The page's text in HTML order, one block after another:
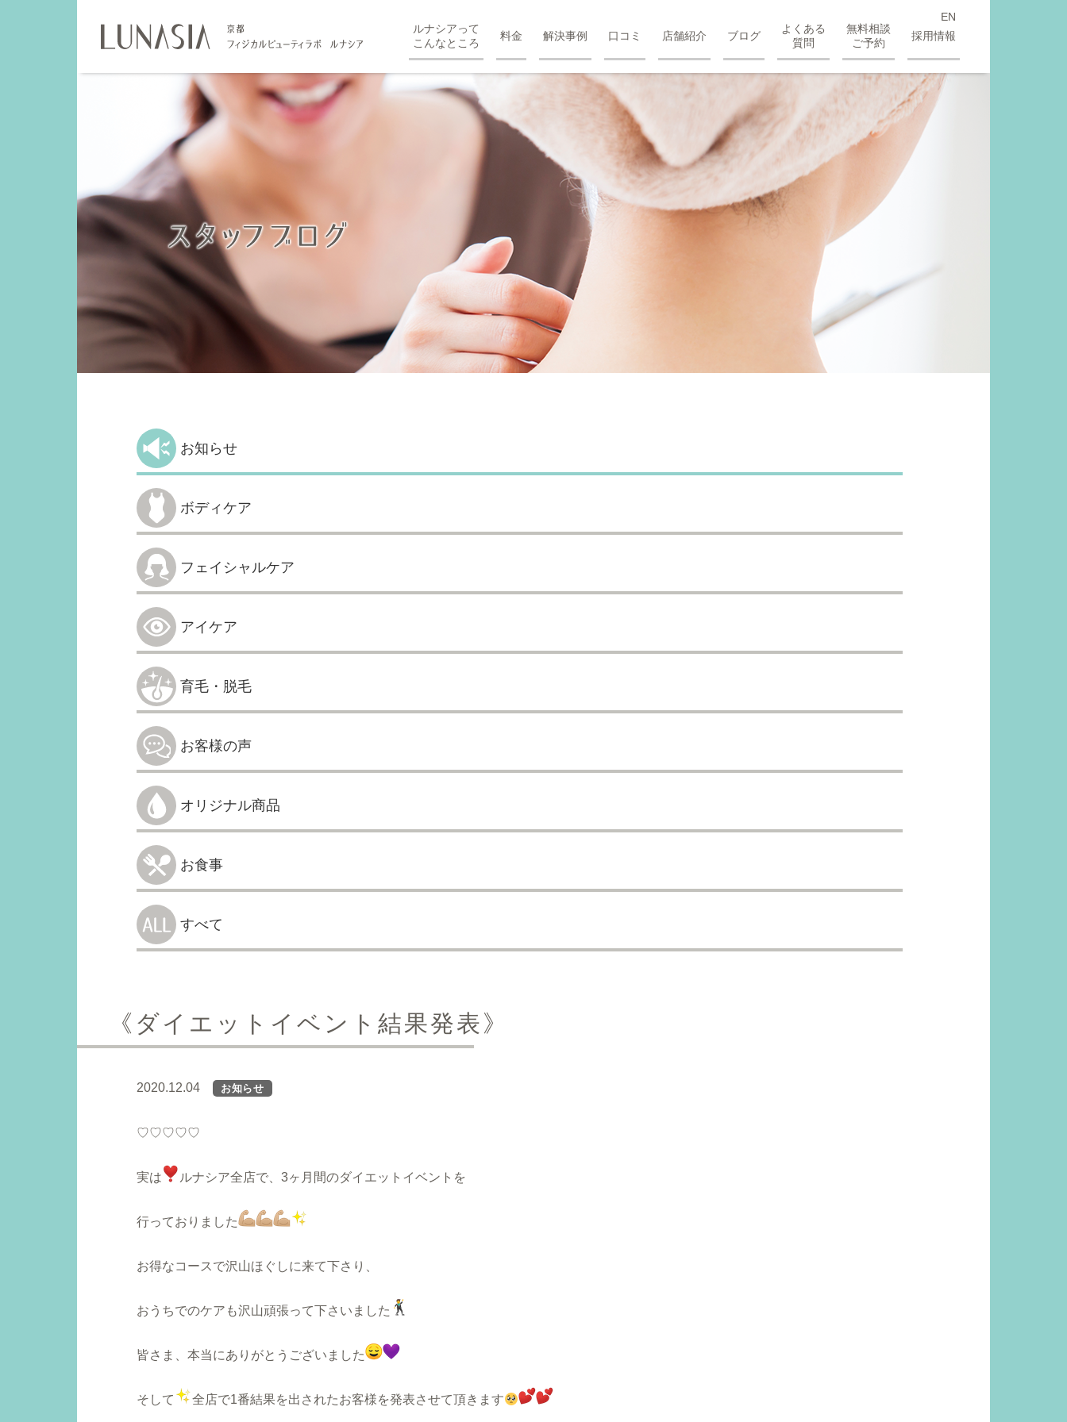
ルナシアって
こんなところ
料金 解決事例 口コミ 店舗紹介 ブログ
よくある
質問
無料相談
ご予約
採用情報
EN
お知らせ
ボディケア
フェイシャルケア
アイケア
育毛・脱毛
お客様の声
オリジナル商品
お食事
すべて
《ダイエットイベント結果発表》
2020.12.04 お知らせ
♡♡♡♡♡
実は ルナシア全店で、3ヶ月間のダイエットイベントを
行っておりました
お得なコースで沢山ほぐしに来て下さり、
おうちでのケアも沢山頑張って下さいました
皆さま、本当にありがとうございました
そして 全店で1番結果を出されたお客様を発表させて頂きます